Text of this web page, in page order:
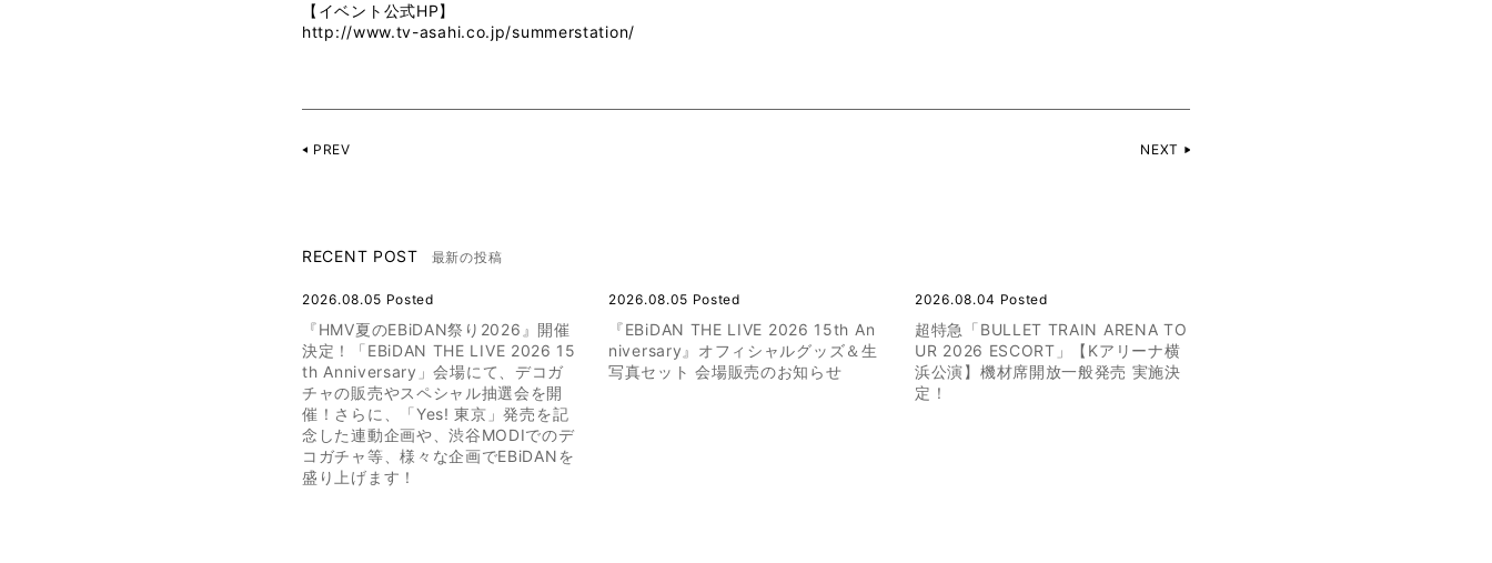
【イベント公式HP】
http://www.tv-asahi.co.jp/summerstation/
PREV NEXT
RECENT POST 最新の投稿
2026.08.05 Posted
『HMV夏のEBiDAN祭り2026』開催
決定！「EBiDAN THE LIVE 2026 15
th Anniversary」会場にて、デコガ
チャの販売やスペシャル抽選会を開
催！さらに、「Yes! 東京」発売を記
念した連動企画や、渋谷MODIでのデ
コガチャ等、様々な企画でEBiDANを
盛り上げます！
2026.08.05 Posted
『EBiDAN THE LIVE 2026 15th An
niversary』オフィシャルグッズ＆生
写真セット 会場販売のお知らせ
2026.08.04 Posted
超特急「BULLET TRAIN ARENA TO
UR 2026 ESCORT」【Kアリーナ横
浜公演】機材席開放一般発売 実施決
定！